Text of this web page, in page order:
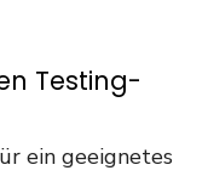
Testing-
ein geeignetes